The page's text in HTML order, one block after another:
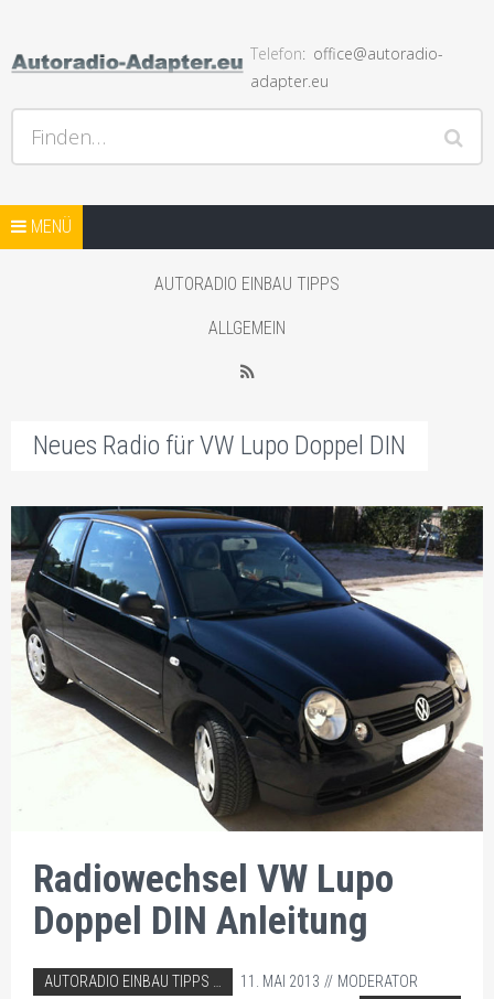
Hilfe bei Autoradios und der Installation und andere Hifi
Probleme, Radio Einbauhilfe und Anleitungen
Telefon
office@autoradio-
adapter.eu
Finden…
Springe zum Inhalt
MENÜ
AUTORADIO ADAPTER SHOP
AUTORADIO EINBAU TIPPS
ALLGEMEIN
RSS
Neues Radio für VW Lupo Doppel DIN
Radiowechsel VW Lupo
Doppel DIN Anleitung
ABGELEGT IN:
AUTORADIO EINBAU TIPPS
11. MAI 2013
MODERATOR